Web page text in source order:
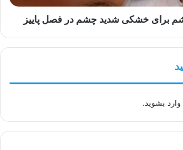
برای خشکی شدید چشم در فصل پاییز
وارد بشوید.